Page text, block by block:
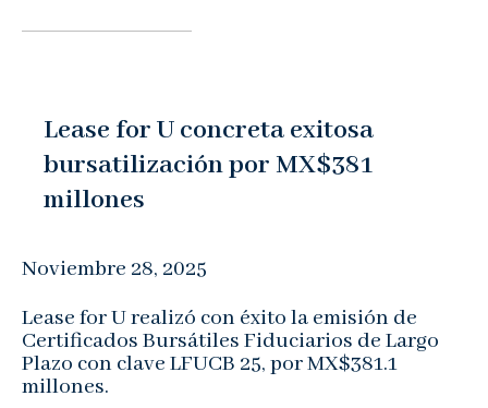
Lease for U concreta exitosa
bursatilización por MX$381
millones
Noviembre 28, 2025
Lease for U realizó con éxito la emisión de
Certificados Bursátiles Fiduciarios de Largo
Plazo con clave LFUCB 25, por MX$381.1
millones.